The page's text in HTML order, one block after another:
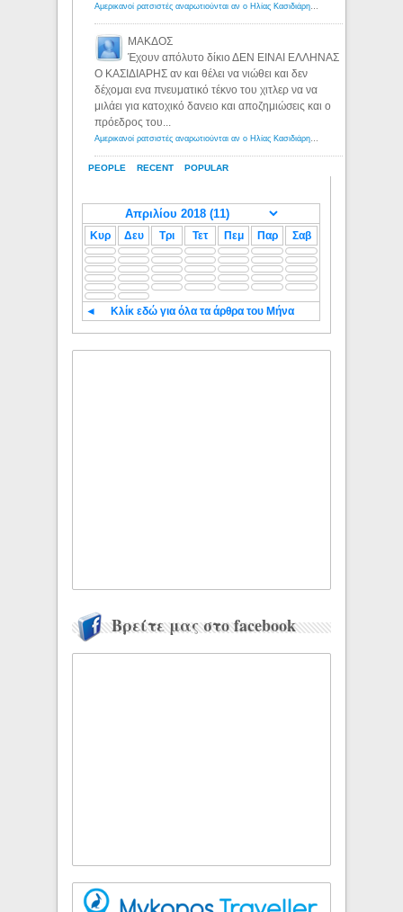
PEOPLE RECENT POPULAR
Αμερικανοί ρατσιστές αναρωτιούνται αν ο Ηλίας Κασιδιάρης ανήκει στη λευκή φυλή... - Λόγιος Ερμής
ΜΑΚΔΟΣ
Έχουν απόλυτο δίκιο ΔΕΝ ΕΙΝΑΙ ΕΛΛΗΝΑΣ
Ο ΚΑΣΙΔΙΑΡΗΣ αν και θέλει να νιώθει και δεν
δέχομαι ενα πνευματικό τέκνο του χιτλερ να να
μιλάει για κατοχικό δανειο και αποζημιώσεις και ο
πρόεδρος του...
Αμερικανοί ρατσιστές αναρωτιούνται αν ο Ηλίας Κασιδιάρης ανήκει στη λευκή φυλή... - Λόγιος Ερμής
Κυρ Δευ Τρι Τετ Πεμ Παρ Σαβ
◄ Κλίκ εδώ για όλα τα άρθρα του Μήνα
Βρείτε μας στο facebook